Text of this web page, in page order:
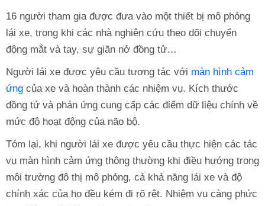
16 người tham gia được đưa vào một thiết bị mô phỏng
lái xe, trong khi các nhà nghiên cứu theo dõi chuyển
động mắt và tay, sự giãn nở đồng tử…
Người lái xe được yêu cầu tương tác với màn hình cảm
ứng của xe và hoàn thành các nhiệm vụ. Kích thước
đồng tử và phản ứng cung cấp các điểm dữ liệu chính về
mức độ hoạt động của não bộ.
Tóm lại, khi người lái xe được yêu cầu thực hiện các tác
vụ màn hình cảm ứng thông thường khi điều hướng trong
môi trường đô thị mô phỏng, cả khả năng lái xe và độ
chính xác của họ đều kém đi rõ rệt. Nhiệm vụ càng phức